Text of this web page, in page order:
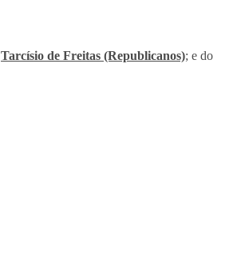
Tarcísio de Freitas (Republicanos); e do